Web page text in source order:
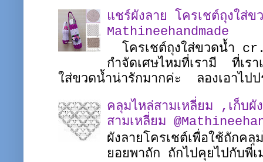
แชร์ผังลาย โครเชต์ถุงใส่ข
Mathineehandmade
โครเชต์ถุงใส่ขวดน้ำ
กำจัดเศษไหมที่เรามี ที่เร
ใส่ขวดน้ำน่ารักมากค่ะ ลองเอาไ
คลุมไหล่สามเหลี่ยม ,เก็บผั
สามเหลี่ยม
ผังลายโครเชต์เพื่อใช้ถักค
ยอยพาถัก ถักไปคุยไปกั